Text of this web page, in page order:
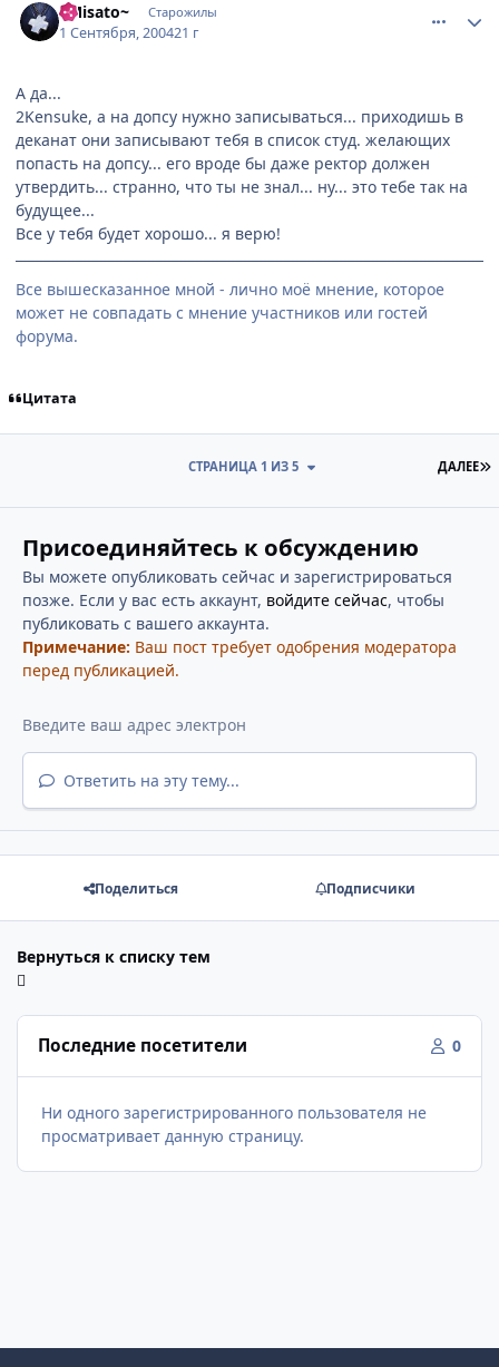
~Misato~ Старожилы
1 Сентября, 200421 г
А да...
2Kensuke, а на допсу нужно записываться... приходишь в
деканат они записывают тебя в список студ. желающих
попасть на допсу... его вроде бы даже ректор должен
утвердить... странно, что ты не знал... ну... это тебе так на
будущее...
Все у тебя будет хорошо... я верю!
Все вышесказанное мной - лично моё мнение, которое
может не совпадать с мнение участников или гостей
форума.
Цитата
ДАЛЕЕ
СТРАНИЦА 1 ИЗ 5
Присоединяйтесь к обсуждению
Вы можете опубликовать сейчас и зарегистрироваться
позже. Если у вас есть аккаунт, войдите сейчас, чтобы
публиковать с вашего аккаунта.
Примечание: Ваш пост требует одобрения модератора
перед публикацией.
Ответить на эту тему...
Поделиться Подписчики
Вернуться к списку тем
Последние посетители 0
Ни одного зарегистрированного пользователя не
просматривает данную страницу.